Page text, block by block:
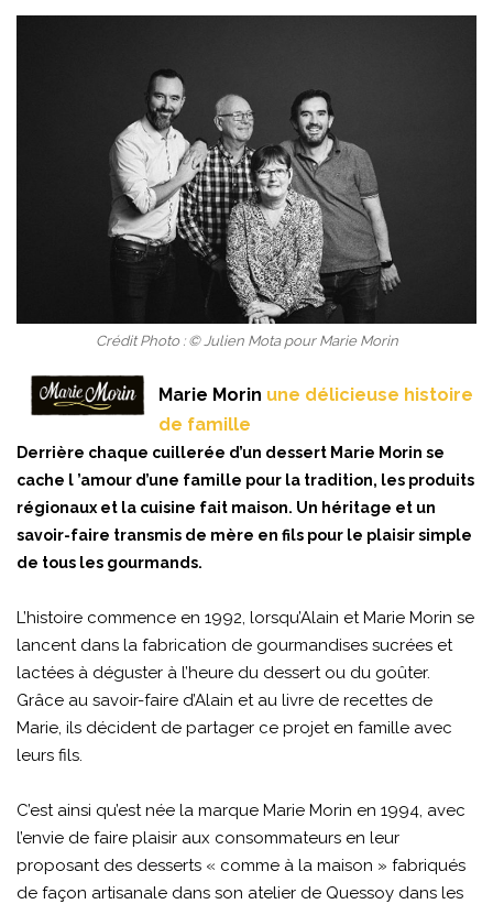
Crédit Photo : © Julien Mota pour Marie Morin
Marie Morin une délicieuse histoire
de famille
Derrière chaque cuillerée d’un dessert Marie Morin se
cache l ’amour d’une famille pour la tradition, les produits
régionaux et la cuisine fait maison. Un héritage et un
savoir-faire transmis de mère en fils pour le plaisir simple
de tous les gourmands.
L’histoire commence en 1992, lorsqu’Alain et Marie Morin se
lancent dans la fabrication de gourmandises sucrées et
lactées à déguster à l’heure du dessert ou du goûter.
Grâce au savoir-faire d’Alain et au livre de recettes de
Marie, ils décident de partager ce projet en famille avec
leurs fils.
C’est ainsi qu’est née la marque Marie Morin en 1994, avec
l’envie de faire plaisir aux consommateurs en leur
proposant des desserts « comme à la maison » fabriqués
de façon artisanale dans son atelier de Quessoy dans les